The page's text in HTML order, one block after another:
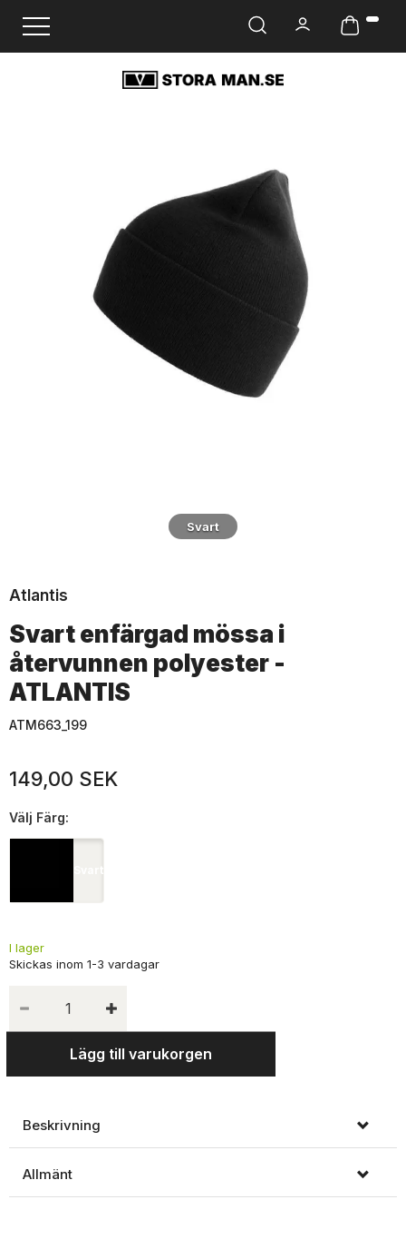
Ändra navigering
Svart
Atlantis
Svart enfärgad mössa i
återvunnen polyester -
ATLANTIS
ATM663_199
149,00 SEK
Välj Färg:
Svart
I lager
Lägg till varukorgen
Beskrivning
Allmänt